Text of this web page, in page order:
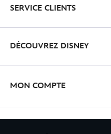
SERVICE CLIENTS
DÉCOUVREZ DISNEY
MON COMPTE